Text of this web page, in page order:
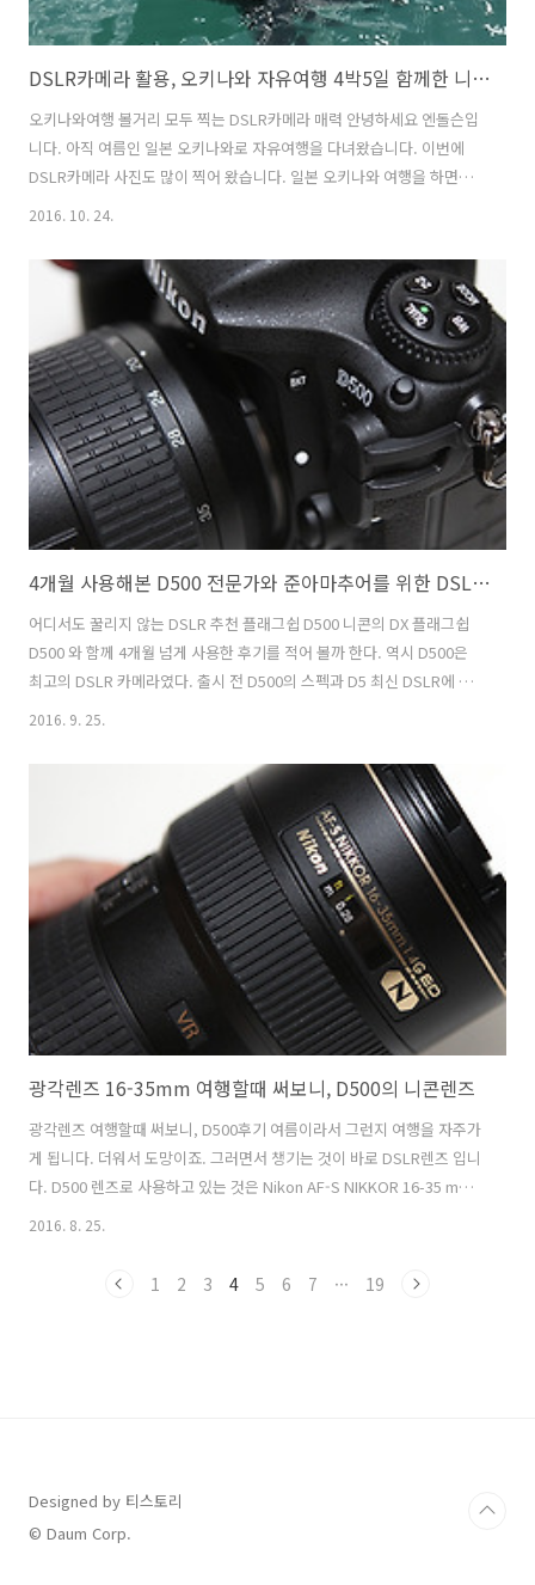
DSLR카메라 활용, 오키나와 자유여행 4박5일 함께한 니콘 D500
오키나와여행 볼거리 모두 찍는 DSLR카메라 매력 안녕하세요 엔돌슨입
니다. 아직 여름인 일본 오키나와로 자유여행을 다녀왔습니다. 이번에
DSLR카메라 사진도 많이 찍어 왔습니다. 일본 오키나와 여행을 하면서
4박5일 동안 찍은 사진과 동영상이 3천장이고 용량만 48.2GB 였습니다.
습니다. 이전 포스팅에서도 이야기 드렸지만, 크롭바디 중에서 감히 최강
자라고 할 수 있는 스펙을 가지고 있는 것이 바로 니콘 D500 입니다. 태
풍 차바를 뚫고 오키나와를 다녀온 보람이 있었죠. 사실 비행기는 결항되
어 다시 예매를 해야 했지만 즐거웠습니다. 태풍이 지나간 다음날의 오키
나와의 하늘은 맑아 니콘D500의 미속도 동영상 촬영의 재미도 느낄 ..
2016. 10. 24.
4개월 사용해본 D500 전문가와 준아마추어를 위한 DSLR 추천
어디서도 꿀리지 않는 DSLR 추천 플래그쉽 D500 니콘의 DX 플래그쉽
D500 와 함께 4개월 넘게 사용한 후기를 적어 볼까 한다. 역시 D500은
최고의 DSLR 카메라였다. 출시 전 D500의 스펙과 D5 최신 DSLR에 대
한 비교기가 넘쳐 난게 사실이였다. D500은 니콘의 상급기인 D5 와 매우
이지만 니콘의 상급기 D5와 닮게 출시된 바람직한 현상과 더불어 강력한
스펙을 탑재하고 있는 제품이였다. D500에 대한 만족도는 사진을 넘어
동영상에서도 느낄 수 있었다. 4K 화질이 지원되는 D500 은 사진 촬영을
하다가 동영상 촬영도 할 수 있다. 여행 시 캠코더를 휴대했던 경험에 비
추어 보면, 짧막하게 4K 화질로 찍은 동영..
2016. 9. 25.
광각렌즈 16-35mm 여행할때 써보니, D500의 니콘렌즈
광각렌즈 여행할때 써보니, D500후기 여름이라서 그런지 여행을 자주가
게 됩니다. 더워서 도망이죠. 그러면서 챙기는 것이 바로 DSLR렌즈 입니
다. D500 렌즈로 사용하고 있는 것은 Nikon AF-S NIKKOR 16-35 mm
f/4G 렌즈입니다. 니콘의 광각렌즈로 인물을 찍을 때 더 좋다는 생각이
적으로 니콘에서 가장 핫한 바디는 바로 최근에 출시된 DSLR인 D500이
2016. 8. 25.
1 2 3 4 5 6 7 ··· 19
Designed by 티스토리
© Daum Corp.